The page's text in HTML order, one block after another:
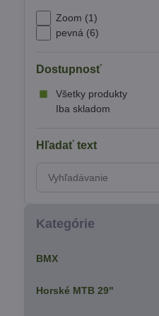
Zoom (1)
pevná (6)
Dostupnosť
Všetky produkty
Iba skladom
Hľadať text
výsledky
fulltextom
Kategórie
BMX
Horské MTB 29"